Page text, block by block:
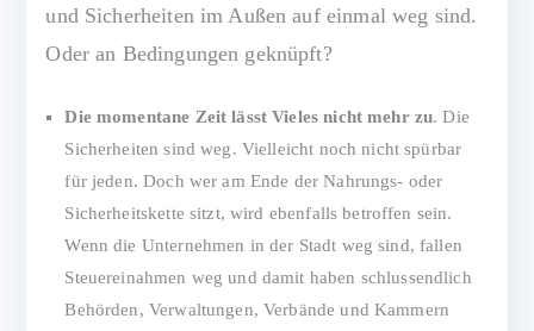
und Sicherheiten im Außen auf einmal weg sind.
Oder an Bedingungen geknüpft?
Die momentane Zeit lässt Vieles nicht mehr zu. Die
Sicherheiten sind weg. Vielleicht noch nicht spürbar
für jeden. Doch wer am Ende der Nahrungs- oder
Sicherheitskette sitzt, wird ebenfalls betroffen sein.
Wenn die Unternehmen in der Stadt weg sind, fallen
Steuereinahmen weg und damit haben schlussendlich
Behörden, Verwaltungen, Verbände und Kammern